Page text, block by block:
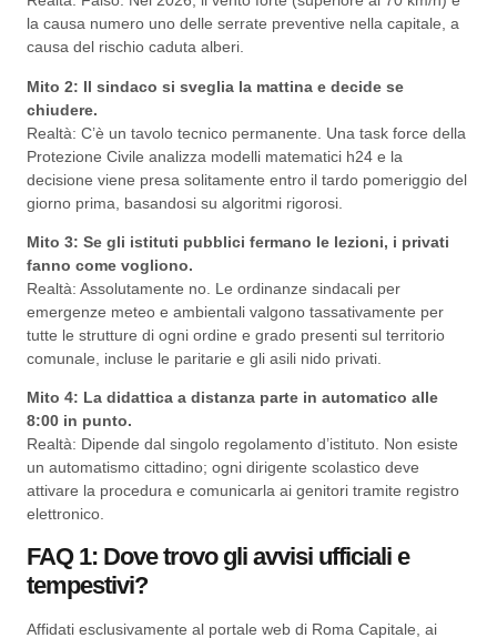
la causa numero uno delle serrate preventive nella capitale, a
causa del rischio caduta alberi.
Mito 2: Il sindaco si sveglia la mattina e decide se
chiudere.
Realtà: C’è un tavolo tecnico permanente. Una task force della
Protezione Civile analizza modelli matematici h24 e la
decisione viene presa solitamente entro il tardo pomeriggio del
giorno prima, basandosi su algoritmi rigorosi.
Mito 3: Se gli istituti pubblici fermano le lezioni, i privati
fanno come vogliono.
Realtà: Assolutamente no. Le ordinanze sindacali per
emergenze meteo e ambientali valgono tassativamente per
tutte le strutture di ogni ordine e grado presenti sul territorio
comunale, incluse le paritarie e gli asili nido privati.
Mito 4: La didattica a distanza parte in automatico alle
8:00 in punto.
Realtà: Dipende dal singolo regolamento d’istituto. Non esiste
un automatismo cittadino; ogni dirigente scolastico deve
attivare la procedura e comunicarla ai genitori tramite registro
elettronico.
FAQ 1: Dove trovo gli avvisi ufficiali e
tempestivi?
Affidati esclusivamente al portale web di Roma Capitale, ai